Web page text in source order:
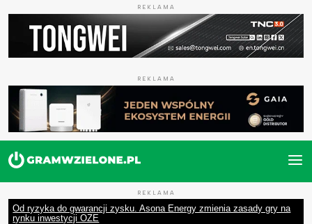
REKLAMA
REKLAMA
REKLAMA
Od ryzyka do gwarancji zysku. Asona Energy zmienia zasady gry na
rynku inwestycji OZE